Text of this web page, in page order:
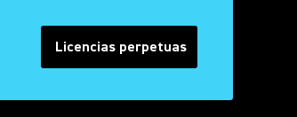
Licencias perpetuas